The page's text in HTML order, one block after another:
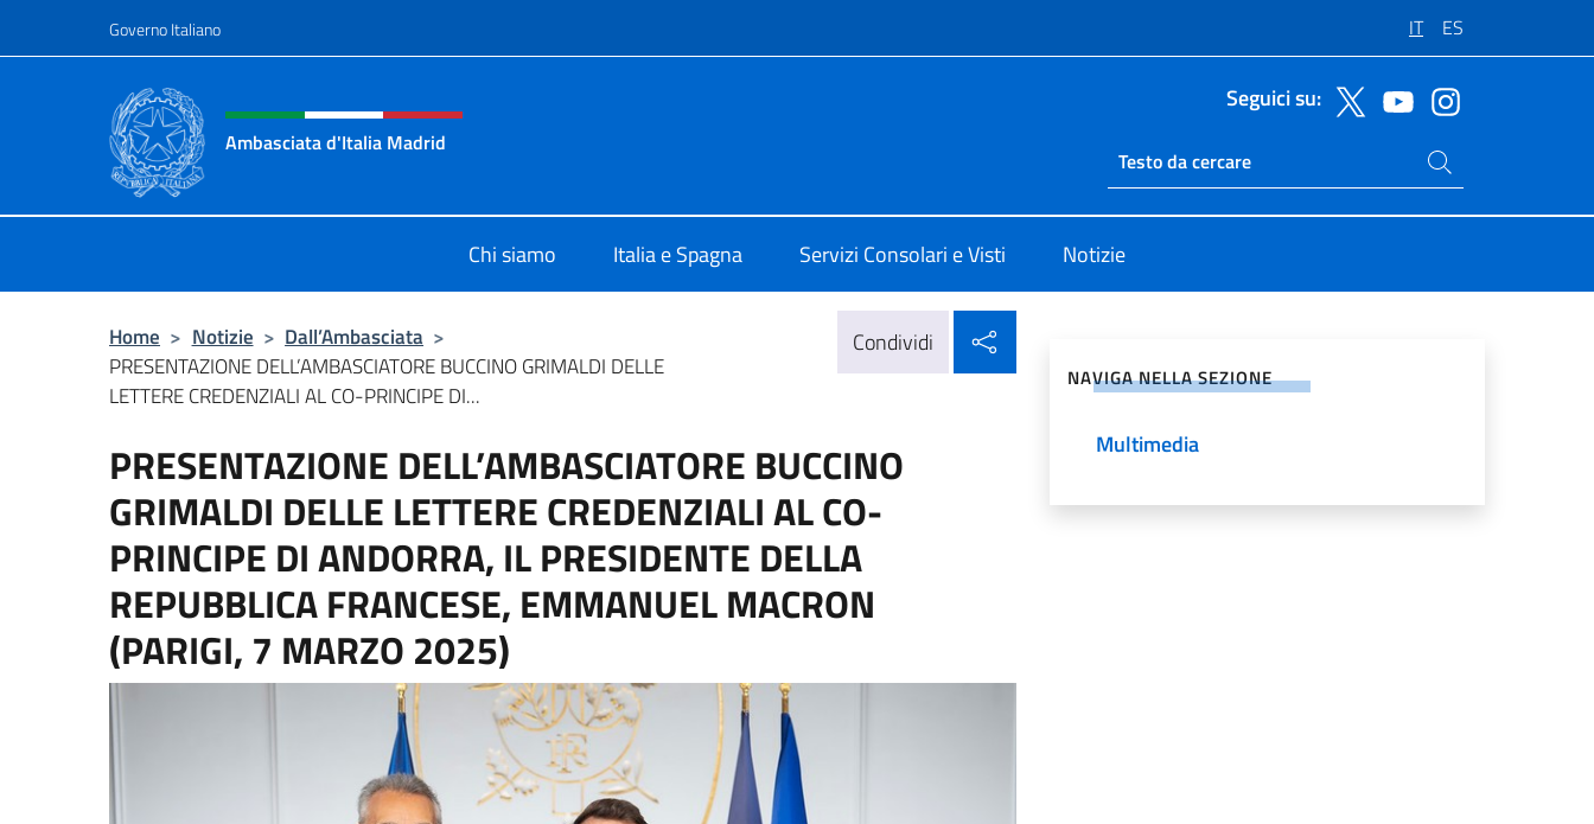
Governo Italiano IT ES
Intestazione sito, social e menù
Ambasciata d'Italia Madrid
Seguici su:
Ricerca sito live
Cerca nel sito
Chi siamo Italia e Spagna Servizi Consolari e Visti Notizie
Home > Notizie > Dall’Ambasciata >
PRESENTAZIONE DELL’AMBASCIATORE BUCCINO GRIMALDI DELLE
LETTERE CREDENZIALI AL CO-PRINCIPE DI...
Condividi
PRESENTAZIONE DELL’AMBASCIATORE BUCCINO
GRIMALDI DELLE LETTERE CREDENZIALI AL CO-
PRINCIPE DI ANDORRA, IL PRESIDENTE DELLA
REPUBBLICA FRANCESE, EMMANUEL MACRON
(PARIGI, 7 MARZO 2025)
NAVIGA NELLA SEZIONE
Multimedia